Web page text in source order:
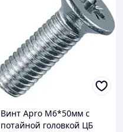
Винт Apro М6*50мм с
потайной головкой ЦБ